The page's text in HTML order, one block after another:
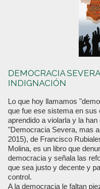
DEMOCRACIA
INDIGNACIÓN
Lo que hoy llamamos
que fue ese sistema en
aprendido a violarla y la
"Democracia Severa, mas
2015), de Francisco
Molina, es un libro que
democracia y señala las
que sea justo y decente y
control.
A la democracia le faltan